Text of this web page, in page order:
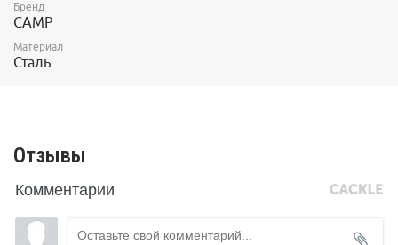
Бренд
CAMP
Материал
Сталь
Отзывы
Комментарии